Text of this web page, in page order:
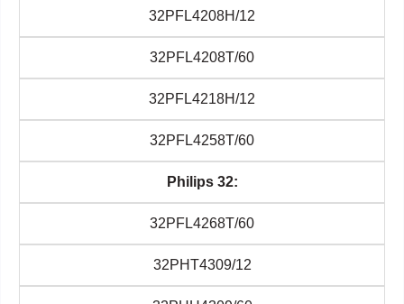
32PFL4208H/12
32PFL4208T/60
32PFL4218H/12
32PFL4258T/60
Philips 32:
32PFL4268T/60
32PHT4309/12